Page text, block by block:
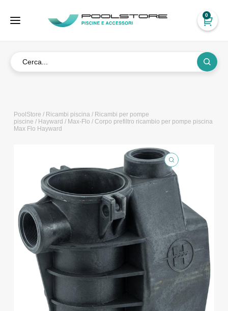
0
PoolStore / Ricambi piscina/ Ricambi per pompe
piscine / Hayward / Max-Flo / Corpo prefiltro ricambio per pompe piscina
Max Flo Hayward